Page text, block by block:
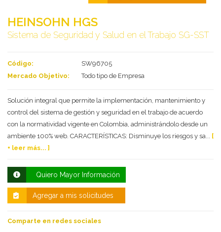
Deseo recibir información de otros Productos /
Servicios similares al solicitado
HEINSOHN HGS
Sistema de Seguridad y Salud en el Trabajo SG-SST
Código:
SW96705
Mercado Objetivo:
Todo tipo de Empresa
Solución integral que permite la implementación, mantenimiento y
control del sistema de gestión y seguridad en el trabajo de acuerdo
con la normatividad vigente en Colombia, administrándolo desde un
ambiente 100% web. CARACTERÍSTICAS: Disminuye los riesgos y sa... [
+ leer más... ]
Quiero Mayor Información
Agregar a mis solicitudes
Comparte en redes sociales